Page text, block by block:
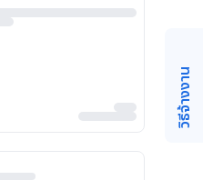
วิธีจ้างงาน